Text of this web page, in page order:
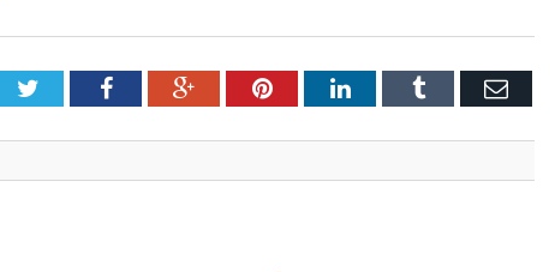
TwitterFacebookGoogle+PinterestLinkedInTumblr Email